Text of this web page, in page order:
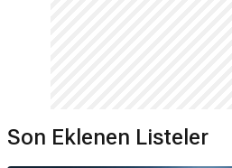
Son Eklenen Listeler